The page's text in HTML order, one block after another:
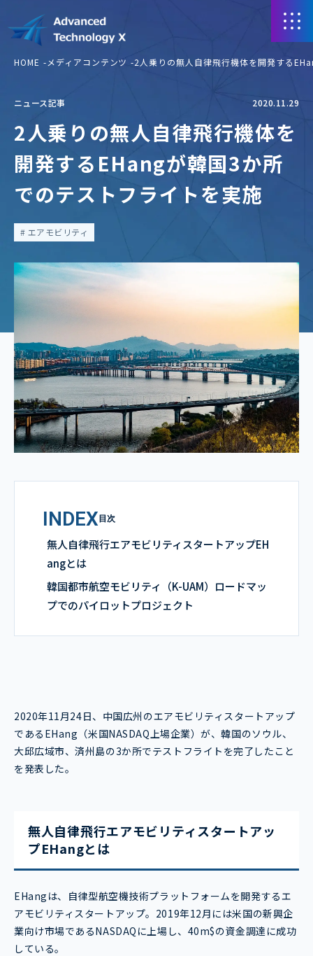
HOME メディアコンテンツ 2人乗りの無人自律飛行機体を開発する
ニュース記事 2020.11.29
2人乗りの無人自律飛行機体を
開発するEHangが韓国3か所
でのテストフライトを実施
エアモビリティ
INDEX 目次
無人自律飛行エアモビリティスタートアップEH
angとは
韓国都市航空モビリティ（K-UAM）ロードマッ
プでのパイロットプロジェクト
2020年11月24日、中国広州のエアモビリティスタートアップ
であるEHang（米国NASDAQ上場企業）が、韓国のソウル、
大邱広域市、済州島の3か所でテストフライトを完了したこと
を発表した。
無人自律飛行エアモビリティスタートアッ
プEHangとは
EHangは、自律型航空機技術プラットフォームを開発するエ
アモビリティスタートアップ。2019年12月には米国の新興企
業向け市場であるNASDAQに上場し、40m$の資金調達に成功
している。